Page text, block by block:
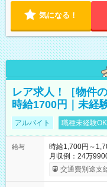
気になる！
レア求人！［物件
時給1700円｜未経
アルバイト 職種未経験OK
給与
時給1,700円～
月収例：24万9900円（7h×21日
り） 【試用期
交通費別途支